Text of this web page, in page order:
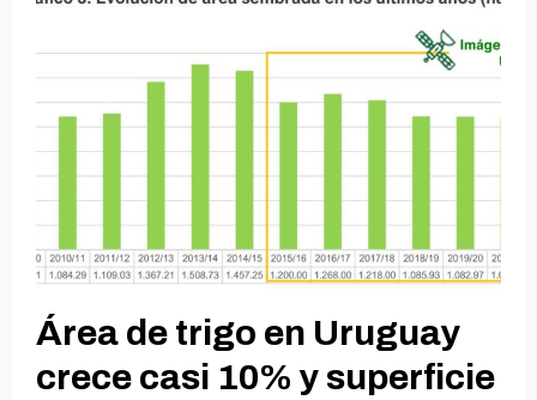
Área de trigo en Uruguay
crece casi 10% y superficie